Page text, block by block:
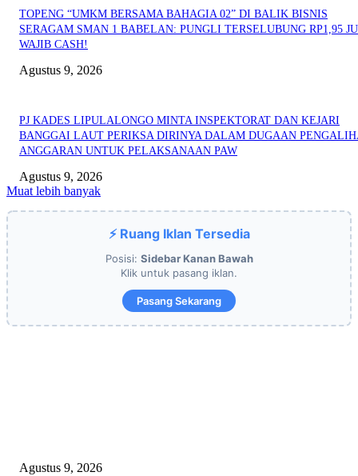
TOPENG “UMKM BERSAMA BAHAGIA 02” DI BALIK BISNIS
SERAGAM SMAN 1 BABELAN: PUNGLI TERSELUBUNG RP1,95
WAJIB CASH!
Agustus 9, 2026
PJ KADES LIPULALONGO MINTA INSPEKTORAT DAN KEJARI
BANGGAI LAUT PERIKSA DIRINYA DALAM DUGAAN
ANGGARAN UNTUK PELAKSANAAN PAW
Agustus 9, 2026
Muat lebih banyak
⚡ Ruang Iklan Tersedia
Posisi: Sidebar Kanan Bawah
Klik untuk pasang iklan.
Pasang Sekarang
Agustus 9, 2026